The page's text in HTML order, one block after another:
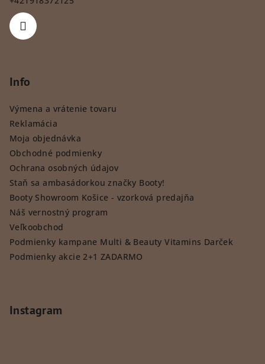
Info
Výmena a vrátenie tovaru
Reklamácia
Moja objednávka
Obchodné podmienky
Ochrana osobných údajov
Staň sa ambasádorkou značky Booty!
Booty Showroom Košice - vzorková predajňa
Náš vernostný program
Veľkoobchod
Podmienky kampane Multi & Beauty Vitamins Darček
Podmienky akcie 2+1 ZADARMO
Instagram